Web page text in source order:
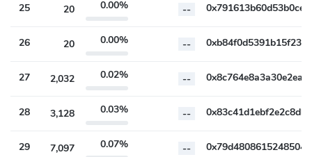
25 20 0.00% --
26 20 0.00% --
27 2,032 0.02% --
28 3,128 0.03% --
29 7,097 0.07% --